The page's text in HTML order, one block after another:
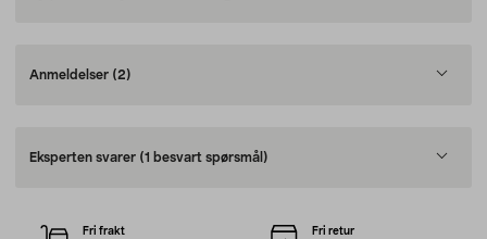
Anmeldelser (2)
Eksperten svarer (1 besvart spørsmål)
Fri frakt Fri retur